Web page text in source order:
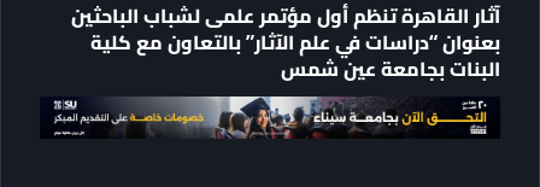
آثار القاهرة تنظم أول مؤتمر علمى لشباب الباحثين
بعنوان “دراسات في علم الآثار” بالتعاون مع كلية
البنات بجامعة عين شمس